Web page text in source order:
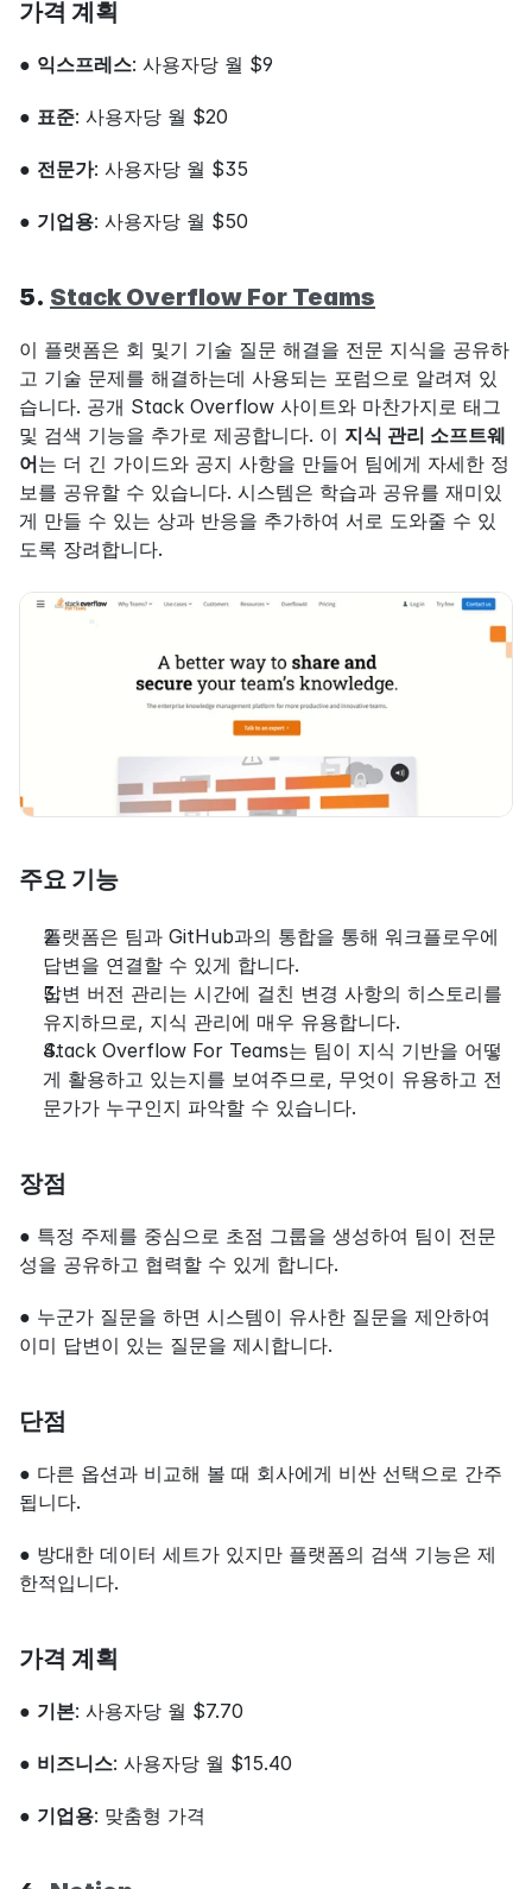
가격 계획
● 익스프레스: 사용자당 월 $9
● 표준: 사용자당 월 $20
● 전문가: 사용자당 월 $35
● 기업용: 사용자당 월 $50
5. Stack Overflow For Teams
이 플랫폼은 회 및기 기술 질문 해결을 전문 지식을 공유하
고 기술 문제를 해결하는데 사용되는 포럼으로 알려져 있
습니다. 공개 Stack Overflow 사이트와 마찬가지로 태그
및 검색 기능을 추가로 제공합니다. 이 지식 관리 소프트웨
어는 더 긴 가이드와 공지 사항을 만들어 팀에게 자세한 정
보를 공유할 수 있습니다. 시스템은 학습과 공유를 재미있
게 만들 수 있는 상과 반응을 추가하여 서로 도와줄 수 있
도록 장려합니다.
주요 기능
플랫폼은 팀과 GitHub과의 통합을 통해 워크플로우에
답변을 연결할 수 있게 합니다.
답변 버전 관리는 시간에 걸친 변경 사항의 히스토리를
유지하므로, 지식 관리에 매우 유용합니다.
Stack Overflow For Teams는 팀이 지식 기반을 어떻
게 활용하고 있는지를 보여주므로, 무엇이 유용하고 전
문가가 누구인지 파악할 수 있습니다.
장점
● 특정 주제를 중심으로 초점 그룹을 생성하여 팀이 전문
성을 공유하고 협력할 수 있게 합니다.
● 누군가 질문을 하면 시스템이 유사한 질문을 제안하여
이미 답변이 있는 질문을 제시합니다.
단점
● 다른 옵션과 비교해 볼 때 회사에게 비싼 선택으로 간주
됩니다.
● 방대한 데이터 세트가 있지만 플랫폼의 검색 기능은 제
한적입니다.
가격 계획
● 기본: 사용자당 월 $7.70
● 비즈니스: 사용자당 월 $15.40
● 기업용: 맞춤형 가격